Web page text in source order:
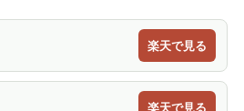
楽天で見る
楽天で見る